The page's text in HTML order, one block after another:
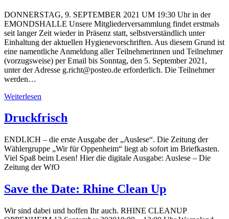
DONNERSTAG, 9. SEPTEMBER 2021 UM 19:30 Uhr in der
EMONDSHALLE Unsere Mitgliederversammlung findet erstmals
seit langer Zeit wieder in Präsenz statt, selbstverständlich unter
Einhaltung der aktuellen Hygienevorschriften. Aus diesem Grund ist
eine namentliche Anmeldung aller Teilnehmerinnen und Teilnehmer
(vorzugsweise) per Email bis Sonntag, den 5. September 2021,
unter der Adresse g.richt@posteo.de erforderlich. Die Teilnehmer
werden…
Weiterlesen
Druckfrisch
ENDLICH – die erste Ausgabe der „Auslese“. Die Zeitung der
Wählergruppe „Wir für Oppenheim“ liegt ab sofort im Briefkasten.
Viel Spaß beim Lesen! Hier die digitale Ausgabe: Auslese – Die
Zeitung der WfO
Save the Date: Rhine Clean Up
Wir sind dabei und hoffen Ihr auch. RHINE CLEANUP